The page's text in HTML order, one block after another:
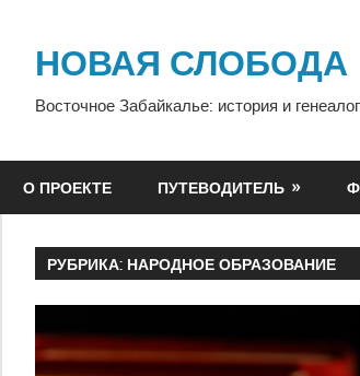
содержимому
НОВАЯ СЛОБОДА
Восточное Забайкалье: история и
О ПРОЕКТЕ ПУТЕВОДИТЕЛЬ
РУБРИКА: НАРОДНОЕ ОБРАЗОВАНИЕ